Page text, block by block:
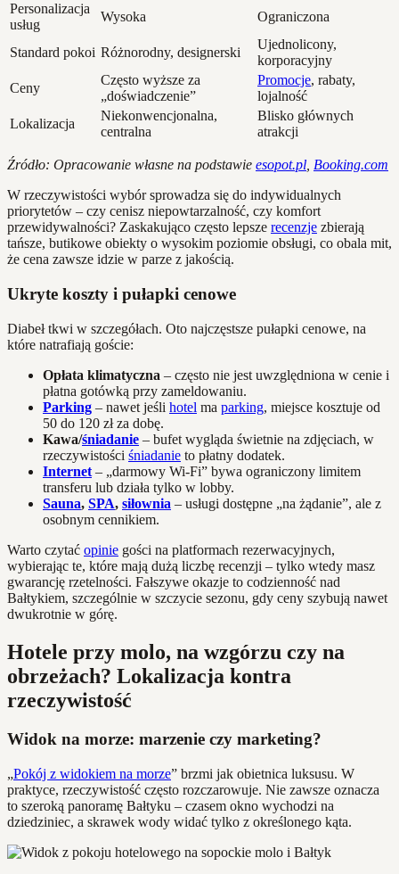
Personalizacja
usług
Wysoka Ograniczona
Standard pokoi Różnorodny, designerski
Ujednolicony,
korporacyjny
Ceny
Często wyższe za
„doświadczenie”
Promocje, rabaty,
lojalność
Lokalizacja
Niekonwencjonalna,
centralna
Blisko głównych
atrakcji
Źródło: Opracowanie własne na podstawie esopot.pl Booking.com
W rzeczywistości wybór sprowadza się do indywidualnych
priorytetów – czy cenisz niepowtarzalność, czy komfort
przewidywalności? Zaskakująco często lepsze recenzje zbierają
tańsze, butikowe obiekty o wysokim poziomie obsługi, co obala mit,
że cena zawsze idzie w parze z jakością.
Ukryte koszty i pułapki cenowe
Diabeł tkwi w szczegółach. Oto najczęstsze pułapki cenowe, na
które natrafiają goście:
Opłata klimatyczna – często nie jest uwzględniona w cenie i
płatna gotówką przy zameldowaniu.
Parking – nawet jeśli hotel ma parking, miejsce kosztuje od
50 do 120 zł za dobę.
Kawa/śniadanie – bufet wygląda świetnie na zdjęciach, w
rzeczywistości śniadanie to płatny dodatek.
Internet – „darmowy Wi-Fi” bywa ograniczony limitem
transferu lub działa tylko w lobby.
Sauna, SPA, siłownia – usługi dostępne „na żądanie”, ale z
osobnym cennikiem.
Warto czytać opinie gości na platformach rezerwacyjnych,
wybierając te, które mają dużą liczbę recenzji – tylko wtedy masz
gwarancję rzetelności. Fałszywe okazje to codzienność nad
Bałtykiem, szczególnie w szczycie sezonu, gdy ceny szybują nawet
dwukrotnie w górę.
Hotele przy molo, na wzgórzu czy na
obrzeżach? Lokalizacja kontra
rzeczywistość
Widok na morze: marzenie czy marketing?
„Pokój z widokiem na morze” brzmi jak obietnica luksusu. W
praktyce, rzeczywistość często rozczarowuje. Nie zawsze oznacza
to szeroką panoramę Bałtyku – czasem okno wychodzi na
dziedziniec, a skrawek wody widać tylko z określonego kąta.